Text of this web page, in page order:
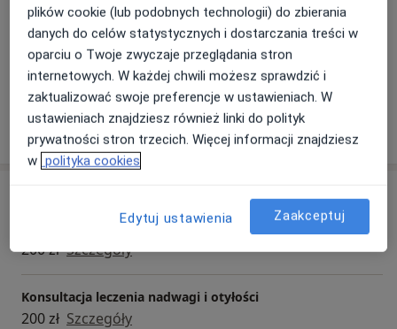
Zobacz galerię (1)
Pokaż więcejo doświadczeniu
Konsultacja internistyczna
200 zł Szczegóły
Konsultacja leczenia nadwagi i otyłości
200 zł Szczegóły
plików cookie (lub podobnych technologii) do zbierania
danych do celów statystycznych i dostarczania treści w
oparciu o Twoje zwyczaje przeglądania stron
internetowych. W każdej chwili możesz sprawdzić i
zaktualizować swoje preferencje w ustawieniach. W
ustawieniach znajdziesz również linki do polityk
prywatności stron trzecich. Więcej informacji znajdziesz
w polityka cookies
Edytuj ustawienia Zaakceptuj